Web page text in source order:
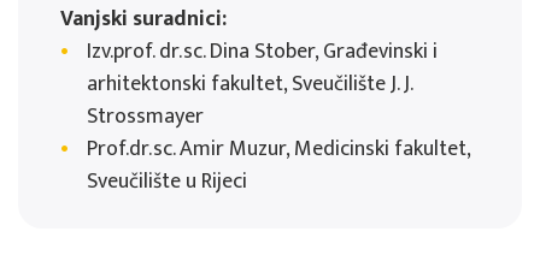
Vanjski suradnici:
Izv.prof. dr.sc. Dina Stober, Građevinski i
arhitektonski fakultet, Sveučilište J. J.
Strossmayer
Prof.dr.sc. Amir Muzur, Medicinski fakultet,
Sveučilište u Rijeci